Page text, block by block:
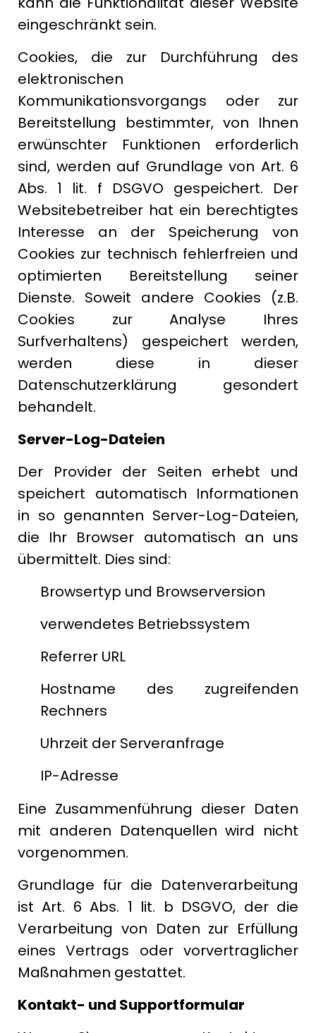
eingeschränkt sein.
Cookies, die zur Durchführung des
elektronischen
Kommunikationsvorgangs oder zur
Bereitstellung bestimmter, von Ihnen
erwünschter Funktionen erforderlich
sind, werden auf Grundlage von Art. 6
Abs. 1 lit. f DSGVO gespeichert. Der
Websitebetreiber hat ein berechtigtes
Interesse an der Speicherung von
Cookies zur technisch fehlerfreien und
optimierten Bereitstellung seiner
Dienste. Soweit andere Cookies (z.B.
Cookies zur Analyse Ihres
Surfverhaltens) gespeichert werden,
werden diese in dieser
Datenschutzerklärung gesondert
behandelt.
Server-Log-Dateien
Der Provider der Seiten erhebt und
speichert automatisch Informationen
in so genannten Server-Log-Dateien,
die Ihr Browser automatisch an uns
übermittelt. Dies sind:
Browsertyp und Browserversion
verwendetes Betriebssystem
Referrer URL
Hostname des zugreifenden
Rechners
Uhrzeit der Serveranfrage
IP-Adresse
Eine Zusammenführung dieser Daten
mit anderen Datenquellen wird nicht
vorgenommen.
Grundlage für die Datenverarbeitung
ist Art. 6 Abs. 1 lit. b DSGVO, der die
Verarbeitung von Daten zur Erfüllung
eines Vertrags oder vorvertraglicher
Maßnahmen gestattet.
Kontakt- und Supportformular